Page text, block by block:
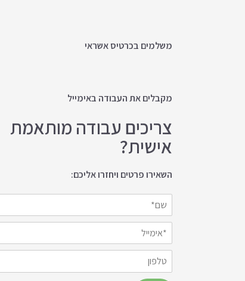
משלמים בכרטיס אשראי
מקבלים את העבודה באימייל
צריכים עבודה מותאמת
אישית?
השאירו פרטים ויחזרו אליכם: